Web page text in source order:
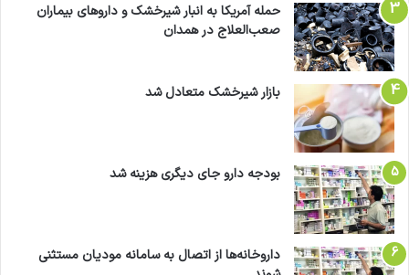
حمله آمریکا به انبار شیرخشک و داروهای بیماران
صعب‌العلاج در همدان
بازار شیرخشک متعادل شد
بودجه دارو جای دیگری هزینه شد
داروخانه‌ها از اتصال به سامانه مودیان مستثنی